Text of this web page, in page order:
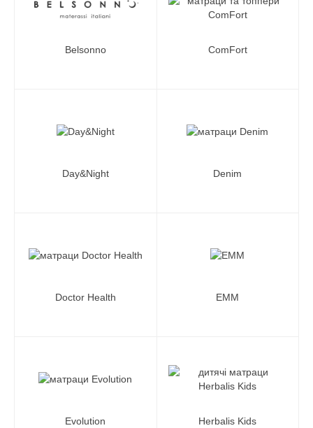
Belsonno ComFort
Day&Night Denim
Doctor Health EMM
Evolution Herbalis Kids